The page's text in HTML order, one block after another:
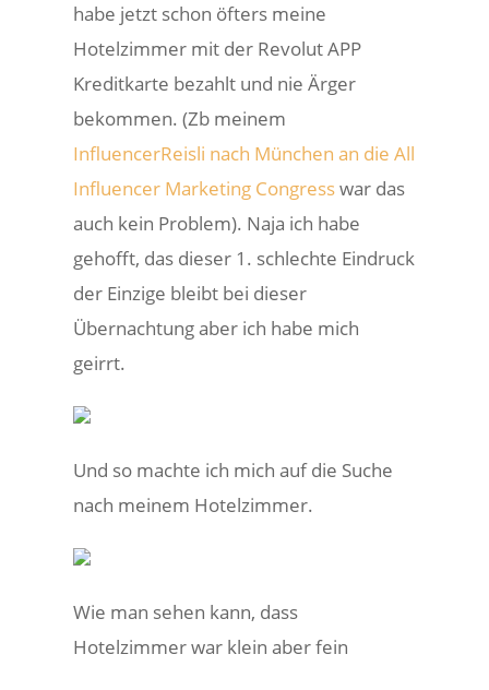
habe jetzt schon öfters meine
Hotelzimmer mit der Revolut APP
Kreditkarte bezahlt und nie Ärger
bekommen. (Zb meinem
InfluencerReisli nach München an die All
Influencer Marketing Congresswar das
auch kein Problem). Naja ich habe
gehofft, das dieser 1. schlechte Eindruck
der Einzige bleibt bei dieser
Übernachtung aber ich habe mich
geirrt.
Und so machte ich mich auf die Suche
nach meinem Hotelzimmer.
Wie man sehen kann, dass
Hotelzimmer war klein aber fein